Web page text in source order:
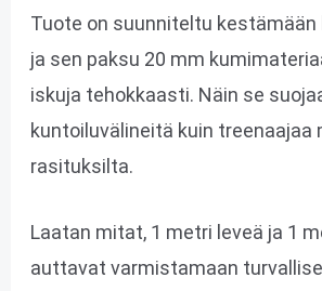
Tuote on suunniteltu kestämään
ja sen paksu 20 mm
iskuja tehokkaasti. Näin se
kuntoiluvälineitä kuin treenaajaa
rasituksilta.
Laatan mitat, 1 metri leveä ja 1
auttavat varmistamaan